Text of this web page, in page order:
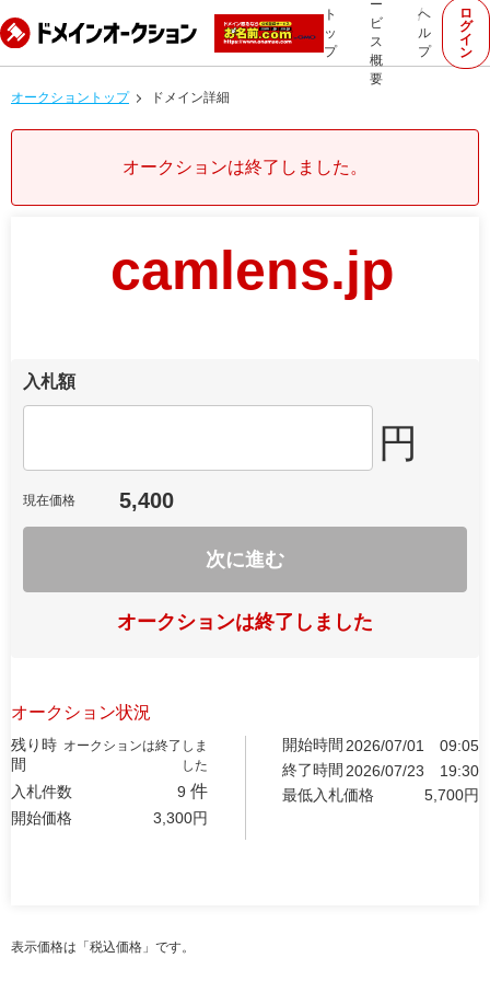
ト
ッ
プ
ー
ビ
ス
概
要
ヘ
ル
プ
ロ
グ
イ
ン
オークショントップ ドメイン詳細
オークションは終了しました。
camlens.jp
入札額
円
現在価格 5,400
次に進む
オークションは終了しました
オークション状況
残り時
間
オークションは終了しま
した
入札件数 9 件
開始価格 3,300円
開始時間 2026/07/01
09:05
終了時間 2026/07/23
19:30
最低入札価格
5,700円
表示価格は「税込価格」です。